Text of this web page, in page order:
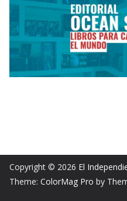
Copyright © 2026 El
Theme: ColorMag Pro by